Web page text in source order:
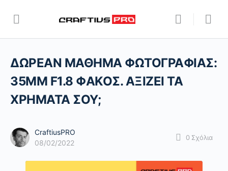
ΔΩΡΕΑΝ ΜΑΘΗΜΑ ΦΩΤΟΓΡΑΦΙΑΣ:
35ΜΜ F1.8 ΦΑΚΟΣ. ΑΞΙΖΕΙ ΤΑ
ΧΡΗΜΑΤΑ ΣΟΥ;
CraftiusPRO
08/02/2022
0 Σχόλια